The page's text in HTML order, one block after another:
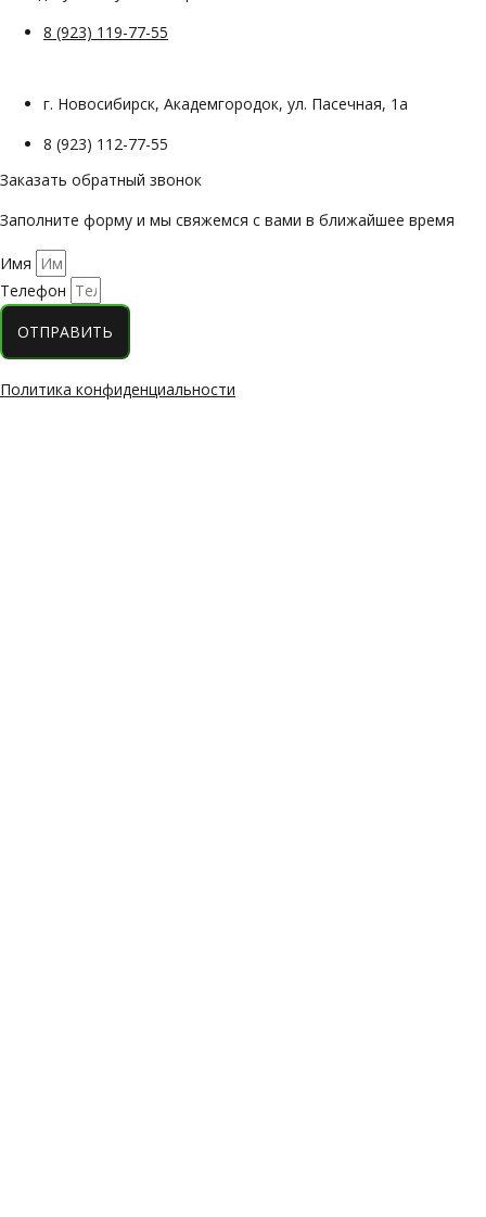
8 (923) 119-77-55
г. Новосибирск, Академгородок, ул. Пасечная, 1а
8 (923) 112-77-55
Заказать обратный звонок
Заполните форму и мы свяжемся с вами в ближайшее время
Имя
Телефон
ОТПРАВИТЬ
Политика конфиденциальности